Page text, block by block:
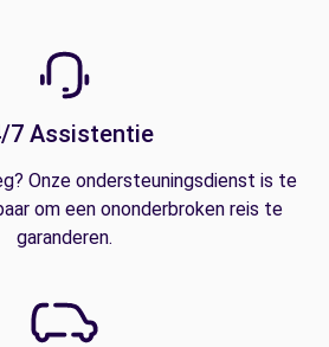
7 Assistentie
Onze ondersteuningsdienst is te
om een ononderbroken reis te
garanderen.